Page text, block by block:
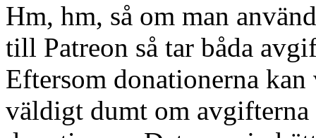
Hm, hm, så om man
till Patreon så tar båda
Eftersom donationerna
väldigt dumt om avgifterna